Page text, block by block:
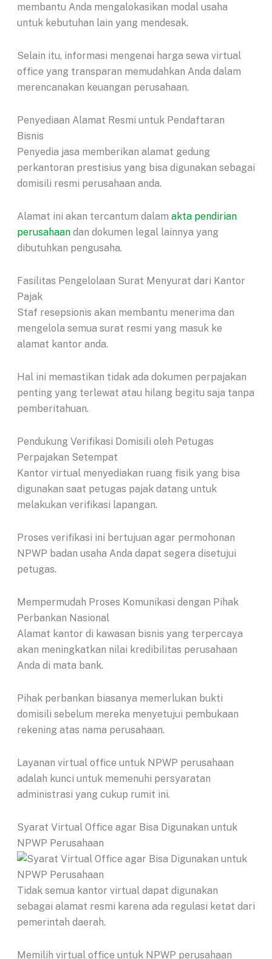
membantu Anda mengalokasikan modal usaha
untuk kebutuhan lain yang mendesak.
Selain itu, informasi mengenai harga sewa virtual
office yang transparan memudahkan Anda dalam
merencanakan keuangan perusahaan.
Penyediaan Alamat Resmi untuk Pendaftaran
Bisnis
Penyedia jasa memberikan alamat gedung
perkantoran prestisius yang bisa digunakan sebagai
domisili resmi perusahaan anda.
Alamat ini akan tercantum dalam akta pendirian
perusahaandan dokumen legal lainnya yang
dibutuhkan pengusaha.
Fasilitas Pengelolaan Surat Menyurat dari Kantor
Pajak
Staf resepsionis akan membantu menerima dan
mengelola semua surat resmi yang masuk ke
alamat kantor anda.
Hal ini memastikan tidak ada dokumen perpajakan
penting yang terlewat atau hilang begitu saja tanpa
pemberitahuan.
Pendukung Verifikasi Domisili oleh Petugas
Perpajakan Setempat
Kantor virtual menyediakan ruang fisik yang bisa
digunakan saat petugas pajak datang untuk
melakukan verifikasi lapangan.
Proses verifikasi ini bertujuan agar permohonan
NPWP badan usaha Anda dapat segera disetujui
petugas.
Mempermudah Proses Komunikasi dengan Pihak
Perbankan Nasional
Alamat kantor di kawasan bisnis yang terpercaya
akan meningkatkan nilai kredibilitas perusahaan
Anda di mata bank.
Pihak perbankan biasanya memerlukan bukti
domisili sebelum mereka menyetujui pembukaan
rekening atas nama perusahaan.
Layanan virtual office untuk NPWP perusahaan
adalah kunci untuk memenuhi persyaratan
administrasi yang cukup rumit ini.
Syarat Virtual Office agar Bisa Digunakan untuk
NPWP Perusahaan
Tidak semua kantor virtual dapat digunakan
sebagai alamat resmi karena ada regulasi ketat dari
pemerintah daerah.
Memilih virtual office untuk NPWP perusahaan